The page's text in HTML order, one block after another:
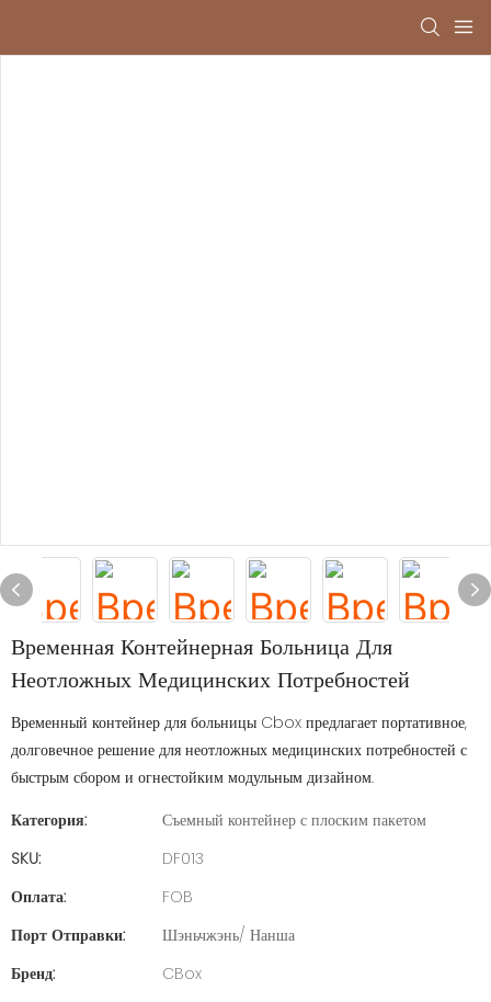
Временная Контейнерная Больница Для
Неотложных Медицинских Потребностей
Временный контейнер для больницы Cbox предлагает портативное,
долговечное решение для неотложных медицинских потребностей с
быстрым сбором и огнестойким модульным дизайном.
Категория:
Съемный контейнер с плоским пакетом
SKU:
DF013
Оплата:
FOB
Порт Отправки:
Шэньчжэнь/ Нанша
Бренд:
CBox